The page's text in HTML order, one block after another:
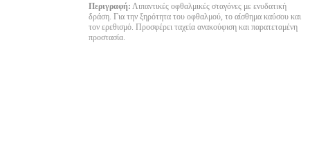
Περιγραφή: Λιπαντικές οφθαλμικές σταγόνες με ενυδατική
δράση. Για την ξηρότητα του οφθαλμού, το αίσθημα καύσου και
τον ερεθισμό. Προσφέρει ταχεία ανακούφιση και παρατεταμένη
προστασία.